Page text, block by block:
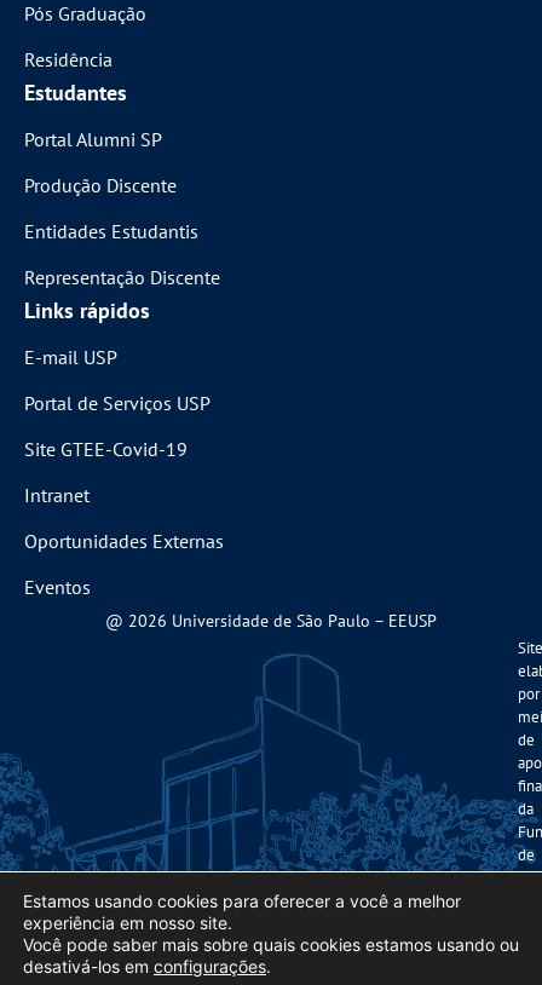
Pós Graduação
Residência
Estudantes
Portal Alumni SP
Produção Discente
Entidades Estudantis
Representação Discente
Links rápidos
E-mail USP
Portal de Serviços USP
Site GTEE-Covid-19
Intranet
Oportunidades Externas
Eventos
@ 2026 Universidade de São Paulo – EEUSP
Site
por
de
da
de
Estamos usando cookies para oferecer a você a melhor
experiência em nosso site.
Você pode saber mais sobre quais cookies estamos usando ou
desativá-los em configurações.